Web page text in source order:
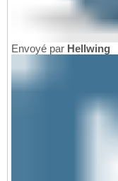
Envoyé par Hellwing